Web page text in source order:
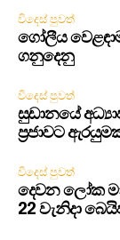
විදෙස් පුවත්
ගෝලීය
ගනුදෙනු
විදෙස් පුවත්
සුඩානයේ
ප්‍රජාවට
විදෙස් පුවත්
දෙවන ලෝක
22 වැනිදා